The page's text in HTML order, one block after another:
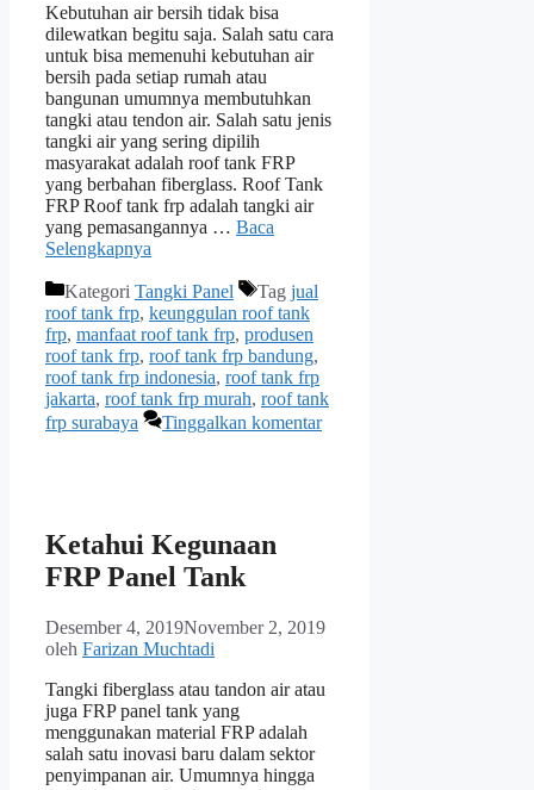
Kebutuhan air bersih tidak bisa
dilewatkan begitu saja. Salah satu cara
untuk bisa memenuhi kebutuhan air
bersih pada setiap rumah atau
bangunan umumnya membutuhkan
tangki atau tendon air. Salah satu jenis
tangki air yang sering dipilih
masyarakat adalah roof tank FRP
yang berbahan fiberglass. Roof Tank
FRP Roof tank frp adalah tangki air
yang pemasangannya … Baca
Selengkapnya
Kategori Tangki Panel Tag jual
roof tank frp, keunggulan roof tank
frp, manfaat roof tank frp, produsen
roof tank frp, roof tank frp bandung,
roof tank frp indonesia, roof tank frp
jakarta, roof tank frp murah, roof tank
frp surabaya
Tinggalkan komentar
Ketahui Kegunaan
FRP Panel Tank
Desember 4, 2019November 2, 2019
oleh Farizan Muchtadi
Tangki fiberglass atau tandon air atau
juga FRP panel tank yang
menggunakan material FRP adalah
salah satu inovasi baru dalam sektor
penyimpanan air. Umumnya hingga